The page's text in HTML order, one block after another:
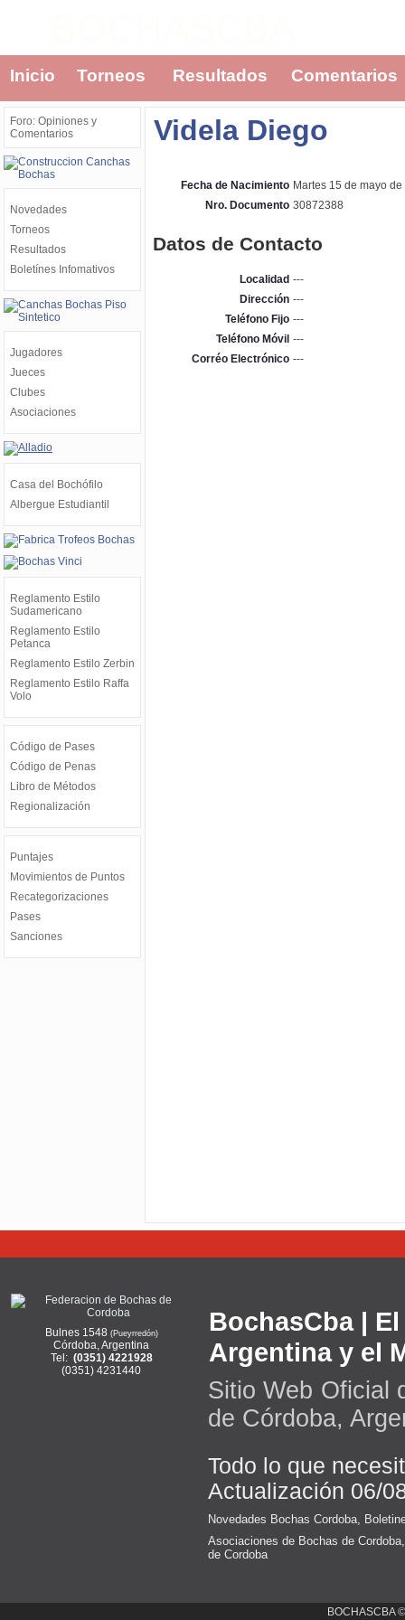
Inicio Torneos Resultados Comentarios
Foro: Opiniones y
Comentarios
Novedades
Torneos
Resultados
Boletínes Infomativos
Jugadores
Jueces
Clubes
Asociaciones
Casa del Bochófilo
Albergue Estudiantil
Reglamento Estilo
Sudamericano
Reglamento Estilo
Petanca
Reglamento Estilo Zerbin
Reglamento Estilo Raffa
Volo
Código de Pases
Código de Penas
Libro de Métodos
Regionalización
Puntajes
Movimientos de Puntos
Recategorizaciones
Pases
Sanciones
Videla Diego
Fecha de Nacimiento Martes 15 de mayo
Nro. Documento 30872388
Datos de Contacto
Localidad ---
Dirección ---
Teléfono Fijo ---
Teléfono Móvil ---
Corréo Electrónico ---
Bulnes 1548 (Pueyrredón)
Córdoba, Argentina
Tel: (0351) 4221928
(0351) 4231440
BochasCba |
Argentina y el
Sitio Web Oficial
de Córdoba,
Todo lo que
Actualización 06/
Novedades Bochas Cordoba
Asociaciones de Bochas de Cordoba
de Cordoba
BOCHASCBA